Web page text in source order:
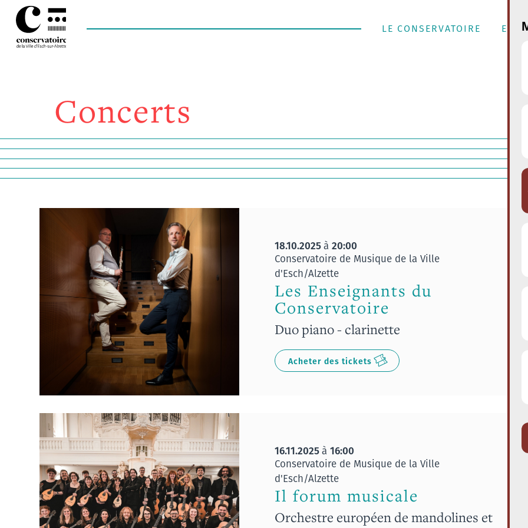
LE CONSERVATOIRE
Concerts
18.10.2025à 20:00
Conservatoire de Musique de la Ville
d'Esch/Alzette
Les Enseignants du
Conservatoire
Duo piano - clarinette
Acheter des tickets
16.11.2025à 16:00
Conservatoire de Musique de la Ville
d'Esch/Alzette
Il forum musicale
Orchestre européen de mandolines et